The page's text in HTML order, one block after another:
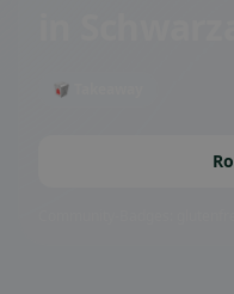
🥡 Takeaway